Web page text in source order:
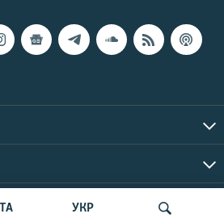
УКР
2026 | Все права защищены.